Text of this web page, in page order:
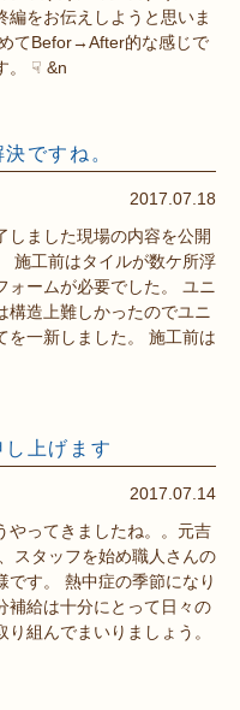
編をお伝えしようと思いま
てBefor→After的な感じで
。 ☟ &n
ですね。
2017.07.18
しました現場の内容を公開
施工前はタイルが数ケ所浮
ォームが必要でした。 ユニ
構造上難しかったのでユニ
を一新しました。 施工前は
上げます
2017.07.14
やってきましたね。。元吉
スタッフを始め職人さんの
です。 熱中症の季節になり
補給は十分にとって日々の
り組んでまいりましょう。